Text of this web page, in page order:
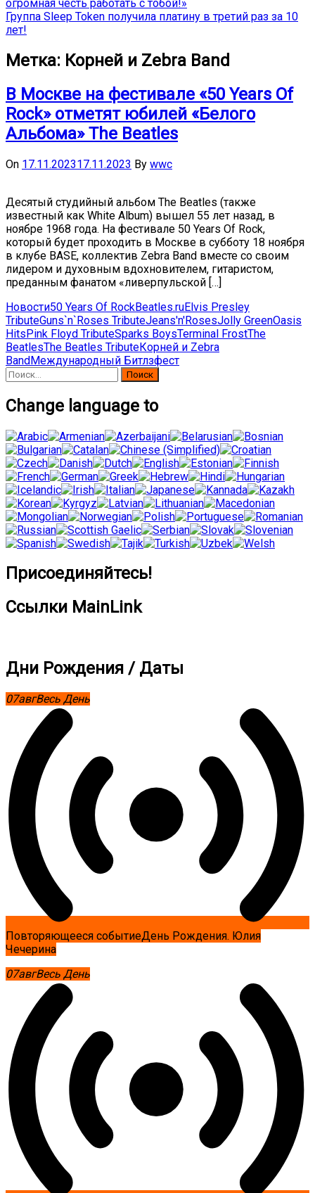
огромная честь работать с тобой!»
Группа Sleep Token получила платину в третий раз за 10
лет!
Метка: Корней и Zebra Band
В Москве на фестивале «50 Years Of
Rock» отметят юбилей «Белого
Альбома» The Beatles
On 17.11.202317.11.2023 By wwc
Десятый студийный альбом The Beatles (также
известный как White Album) вышел 55 лет назад, в
ноябре 1968 года. На фестивале 50 Years Of Rock,
который будет проходить в Москве в субботу 18 ноября
в клубе BASE, коллектив Zebra Band вместе со своим
лидером и духовным вдохновителем, гитаристом,
преданным фанатом «ливерпульской […]
Новости50 Years Of RockBeatles.ruElvis Presley
TributeGuns`n`Roses TributeJeans'n'RosesJolly GreenOasis
HitsPink Floyd TributeSparks BoysTerminal FrostThe
BeatlesThe Beatles TributeКорней и Zebra
BandМеждународный Битлзфест
Найти:
Change language to
Присоединяйтесь!
Ссылки MainLink
Дни Рождения / Даты
07авгВесь День
Повторяющееся событиеДень Рождения. Юлия
Чечерина
07авгВесь День